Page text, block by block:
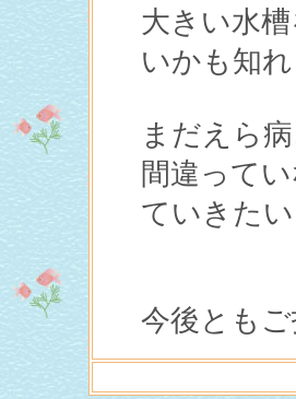
大きい水
いかも知
まだえら
間違って
ていきたい
今後とも